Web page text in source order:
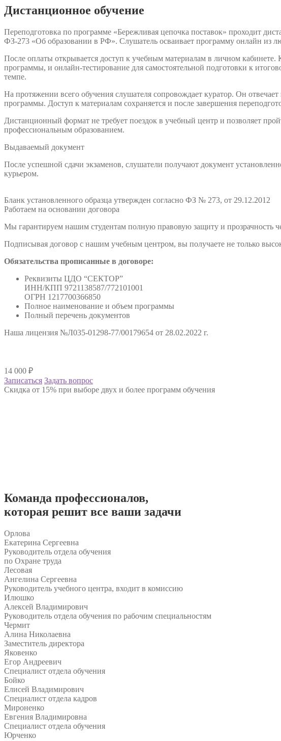
Дистанционное обучение
Переподготовка по программе «Бережливая цепочка поставок» проходит
ФЗ-273 «Об образовании в РФ». Слушатель осваивает программу онлайн из
После оплаты открывается доступ к учебным материалам в личном
программы, и онлайн-тестирование для самостоятельной подготовки к
темпе.
На протяжении всего обучения слушателя сопровождает куратор. Он
программы. Доступ к материалам сохраняется и после завершения
Дистанционный формат не требует поездок в учебный центр и позволяет
профессиональным образованием.
Выдаваемый документ
После успешной сдачи экзаменов, слушатели получают документ
курьером.
Бланк установленного образца утвержден согласно ФЗ № 273, от 29.12.2012
Работаем на основании договора
Мы гарантируем нашим студентам полную правовую защиту и прозрачность
Подписывая договор с нашим учебным центром, вы получаете не только
Обязательства прописанные в договоре:
Реквизиты ЦДО “СЕКТОР”
ИНН/КПП 9721138587/772101001
ОГРН 1217700366850
Полное наименование и объем программы
Полный перечень документов
Наша лицензия №Л035-01298-77/00179654 от 28.02.2022 г.
14 000 ₽
Записаться Задать вопрос
Скидка от 15% при выборе двух и более программ обучения
Команда профессионалов,
которая решит все ваши задачи
Орлова
Екатерина Сергеевна
Руководитель отдела обучения
по Охране труда
Лесовая
Ангелина Сергеевна
Руководитель учебного центра, входит в комиссию
Илюшко
Алексей Владимирович
Руководитель отдела обучения по рабочим специальностям
Чермит
Алина Николаевна
Заместитель директора
Яковенко
Егор Андреевич
Специалист отдела обучения
Бойко
Елисей Владимирович
Специалист отдела кадров
Мироненко
Евгения Владимировна
Специалист отдела обучения
Юрченко